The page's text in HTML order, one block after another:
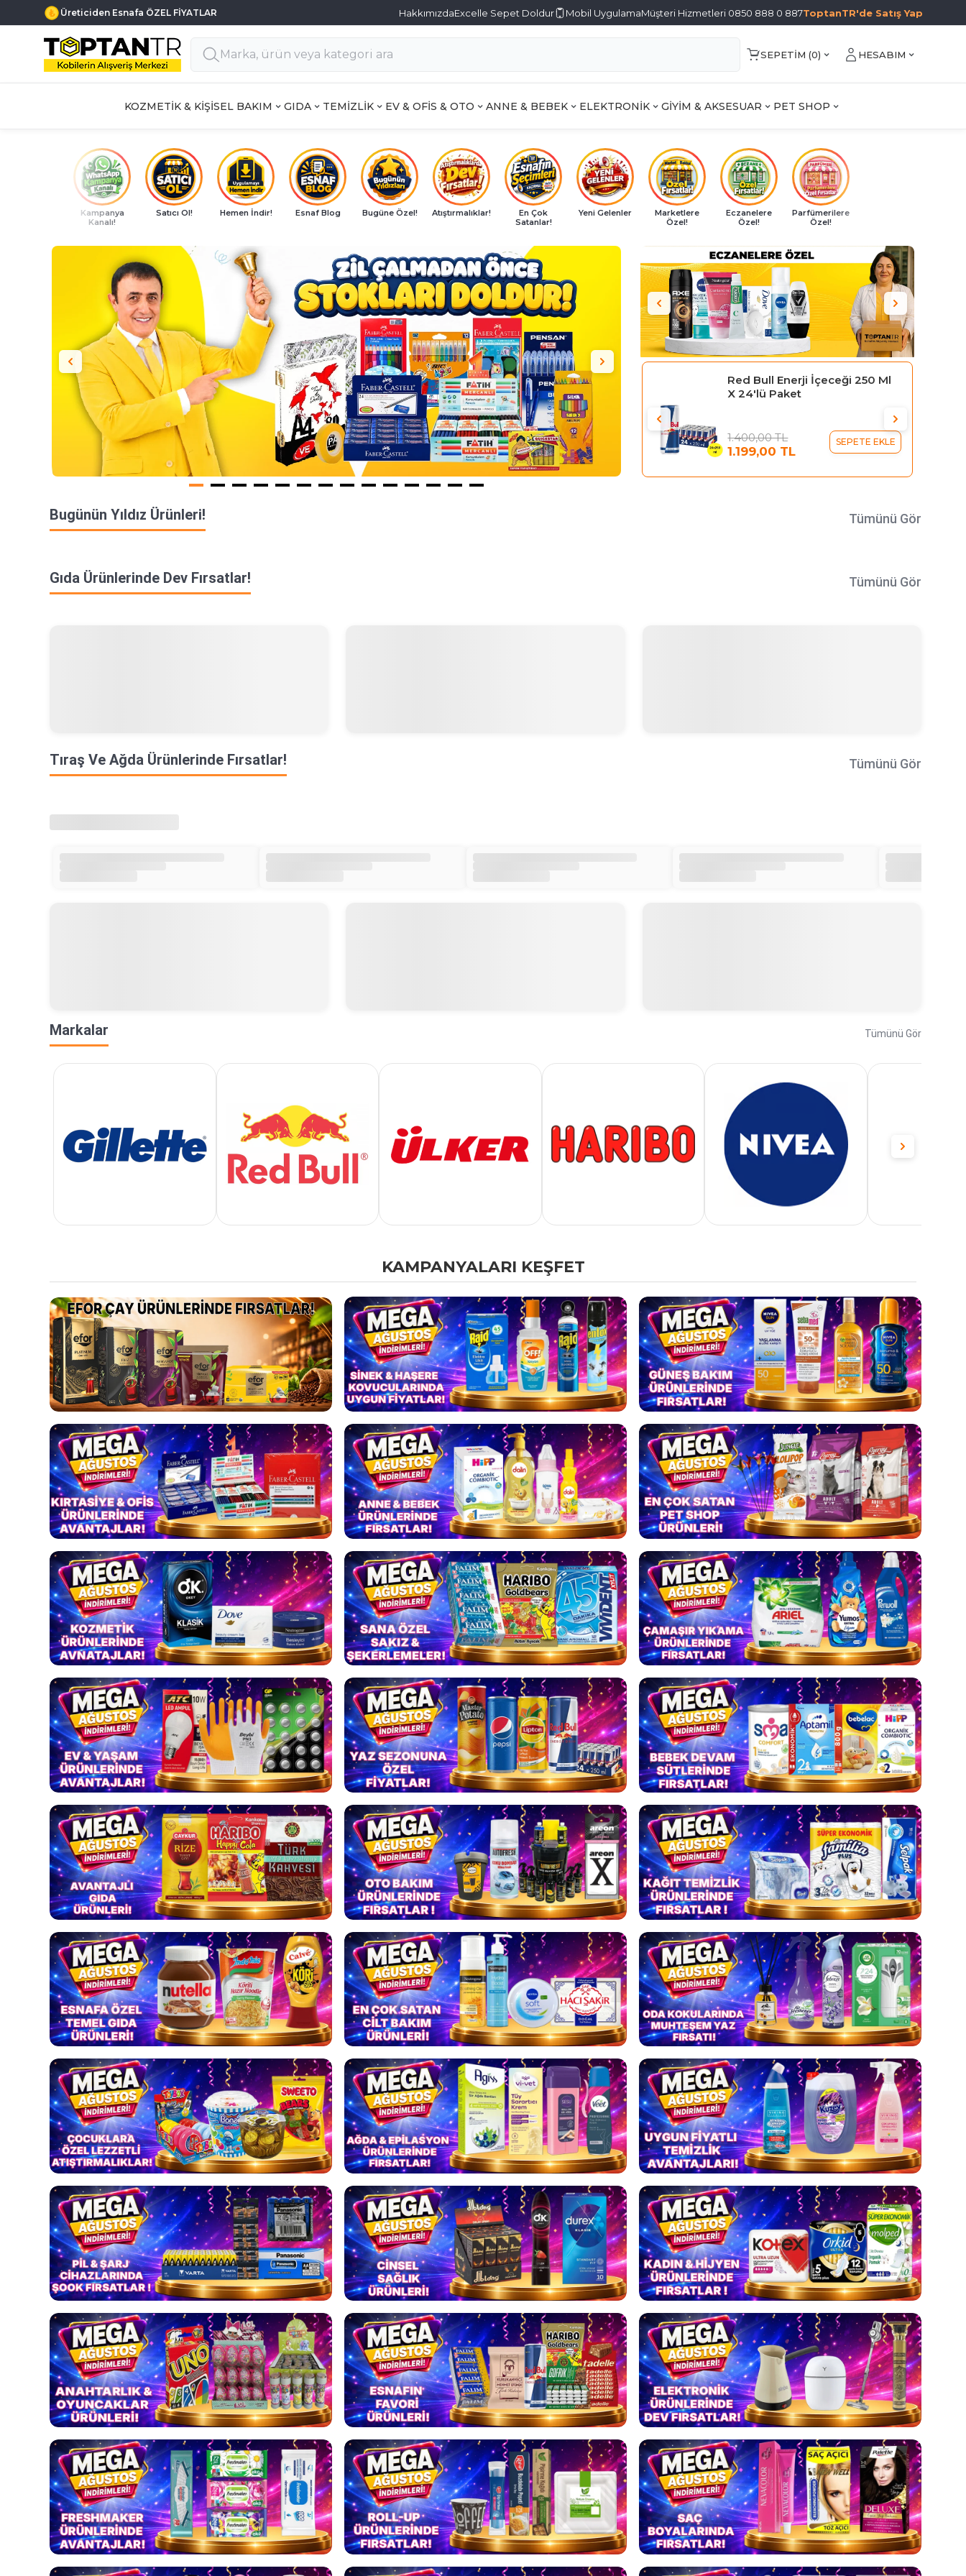
Haftanın 7 Günü MÜŞTERİ DESTEK HakkımızdaExcelle Sepet Doldur Mobil UygulamaMüşteri Hizmetleri 0850 888 0 887ToptanTR'de Satış Yap
SEPETIM (0) HESABIM
KOZMETİK & KİŞİSEL BAKIM GIDA TEMİZLİK EV & OFİS & OTO ANNE & BEBEK ELEKTRONİK GİYİM & AKSESUAR PET SHOP
Kampanya
Kanalı!
Satıcı Ol! Hemen İndir! Esnaf Blog Bugüne Özel! Atıştırmalıklar!
En Çok
Satanlar!
Yeni Gelenler
Marketlere
Özel!
Eczanelere
Özel!
Parfümerilere
Özel!
Gillette Blue 3 Tıraş Bıçağı 10'lu
Kartela Comfort Plus
329,95 TL
289,95 TL
SEPETE EKLE
Bugünün Yıldız Ürünleri! Tümünü Gör
Gıda Ürünlerinde Dev Fırsatlar! Tümünü Gör
Tıraş Ve Ağda Ürünlerinde Fırsatlar! Tümünü Gör
Markalar Tümünü Gör
KAMPANYALARI KEŞFET